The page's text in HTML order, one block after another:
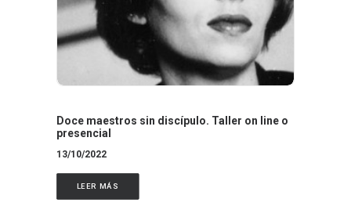
Doce maestros sin discípulo. Taller on line o
presencial
13/10/2022
LEER MÁS